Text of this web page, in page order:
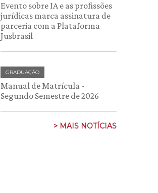
Evento sobre IA e as profissões
jurídicas marca assinatura de
parceria com a Plataforma
Jusbrasil
GRADUAÇÃO
Manual de Matrícula -
Segundo Semestre de 2026
> MAIS NOTÍCIAS